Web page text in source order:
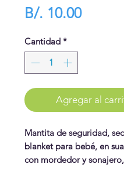
B/. 10.00Precio
Cantidad *
Agregar al
Mantita de seguridad,
blanket para bebé, en
con mordedor y